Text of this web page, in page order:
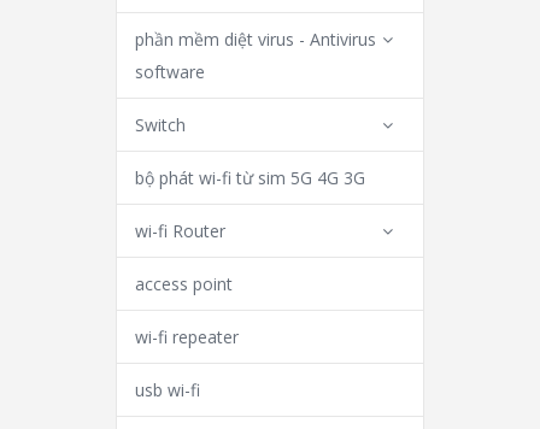
phần mềm diệt virus - Antivirus
software
Switch
bộ phát wi-fi từ sim 5G 4G 3G
wi-fi Router
access point
wi-fi repeater
usb wi-fi